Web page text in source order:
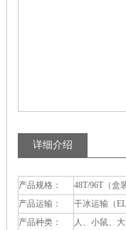
详细介绍
产品规格：
48T/96T（盒
产品运输：
干冰运输（
产品种类：
人、小鼠、